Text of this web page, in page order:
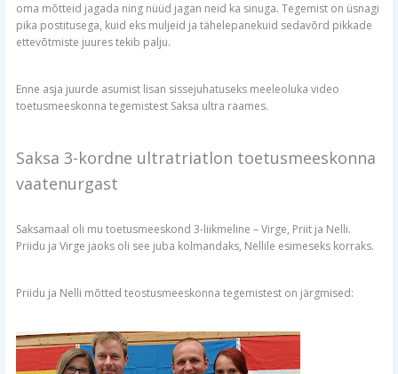
oma mõtteid jagada ning nüüd jagan neid ka sinuga. Tegemist on üsnagi
pika postitusega, kuid eks muljeid ja tähelepanekuid sedavõrd pikkade
ettevõtmiste juures tekib palju.
Enne asja juurde asumist lisan sissejuhatuseks meeleoluka video
toetusmeeskonna tegemistest Saksa ultra raames.
Saksa 3-kordne ultratriatlon toetusmeeskonna
vaatenurgast
Saksamaal oli mu toetusmeeskond 3-liikmeline – Virge, Priit ja Nelli.
Priidu ja Virge jaoks oli see juba kolmandaks, Nellile esimeseks korraks.
Priidu ja Nelli mõtted teostusmeeskonna tegemistest on järgmised: